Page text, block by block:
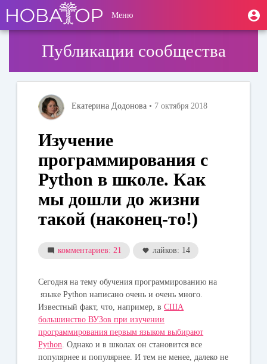
основному
содержанию
User
account
Меню
Публикации сообщества
Екатерина Додонова • 7 октября 2018
Изучение
программирования с
Python в школе. Как
мы дошли до жизни
такой (наконец-то!)
комментариев: 21 лайков: 14
Сегодня на тему обучения программированию на
языке Python написано очень и очень много.
Известный факт, что, например, вСША
большинство ВУЗов при изучении
программирования первым языком выбирают
Python . Однако и в школах он становится все
популярнее и популярнее. И тем не менее, далеко не